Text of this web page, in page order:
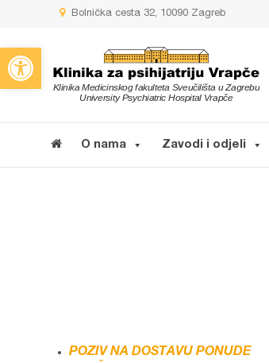
Open toolbar
Bolnička cesta 32, 10090 Zagreb
O nama Zavodi i odjeli
POZIV NA DOSTAVU PONUDE